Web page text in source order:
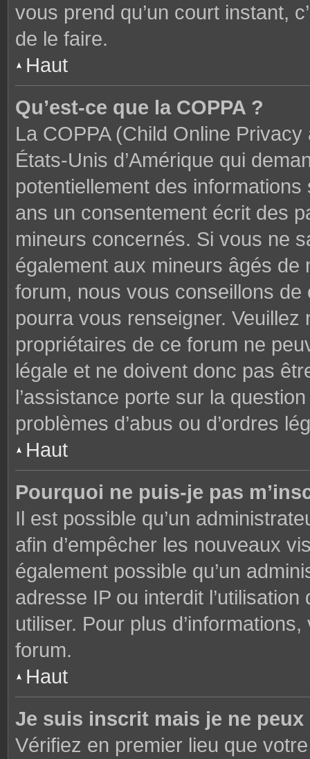
vous prend qu’un court instant,
de le faire.
Haut
Qu’est-ce que la COPPA ?
La COPPA (Child Online
États-Unis d’Amérique qui
potentiellement des
ans un consentement écrit des
mineurs concernés. Si vous ne
également aux mineurs âgés
forum, nous vous conseillons
pourra vous renseigner.
propriétaires de ce forum ne
légale et ne doivent donc pas
l’assistance porte sur la
problèmes d’abus ou d’ordres
Haut
Pourquoi ne puis-je pas
Il est possible qu’un
afin d’empêcher les nouveaux
également possible qu’un
adresse IP ou interdit
utiliser. Pour plus
forum.
Haut
Je suis inscrit mais je ne
Vérifiez en premier lieu que